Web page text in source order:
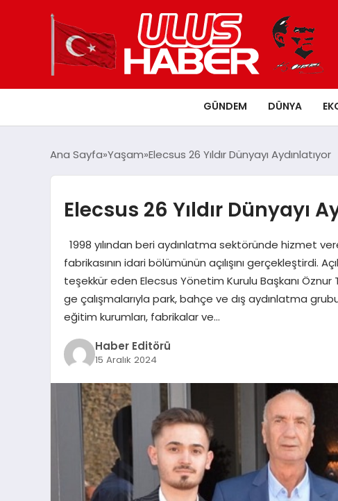
GÜNDEM DÜNYA
Ana Sayfa Yaşam Elecsus 26 Yıldır Dünyayı Aydınlatıyor
Elecsus 26 Yıldır Dünyayı
1998 yılından beri aydınlatma sektöründe hizmet
fabrikasının idari bölümünün açılışını gerçekleştirdi.
teşekkür eden Elecsus Yönetim Kurulu Başkanı
ge çalışmalarıyla park, bahçe ve dış aydınlatma
eğitim kurumları, fabrikalar ve…
Haber Editörü
15 Aralık 2024